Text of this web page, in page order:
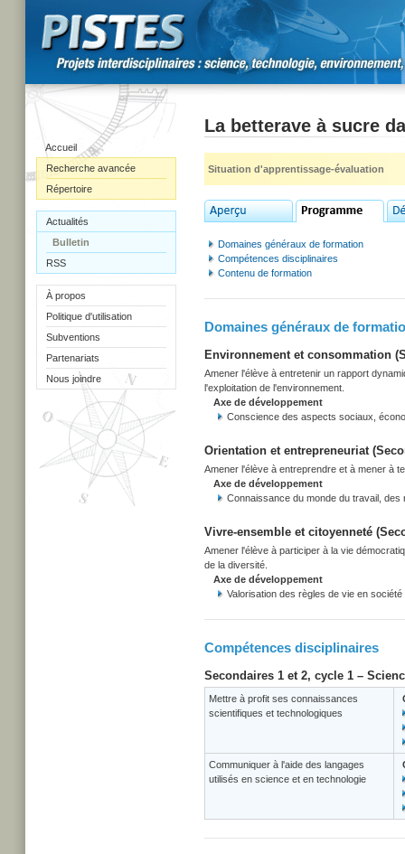
Accueil
Recherche avancée
Répertoire
Actualités
Bulletin
RSS
À propos
Politique d'utilisation
Subventions
Partenariats
Nous joindre
La betterave à sucre
Situation d'apprentissage-évaluation
Domaines généraux de formation
Compétences disciplinaires
Contenu de formation
Domaines généraux de
Environnement et consommation
Amener l'élève à entretenir un rapport
l'exploitation de l'environnement.
Axe de développement
Conscience des aspects sociaux,
Orientation et entrepreneuriat
Amener l'élève à entreprendre et à mener à
Axe de développement
Connaissance du monde du travail,
Vivre-ensemble et citoyenneté
Amener l'élève à participer à la vie
de la diversité.
Axe de développement
Valorisation des règles de vie en
Compétences disciplinaires
Secondaires 1 et 2, cycle 1 –
Mettre à profit ses connaissances
scientifiques et technologiques
Communiquer à l'aide des langages
utilisés en science et en technologie